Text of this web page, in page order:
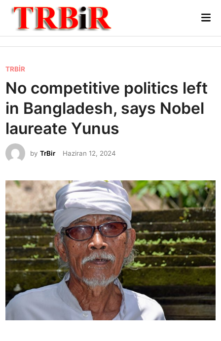
Skip
content
P
o
s
e
d
i
TRBİR
No competitive politics left
in Bangladesh, says Nobel
laureate Yunus
byTrBir Haziran 12, 2024